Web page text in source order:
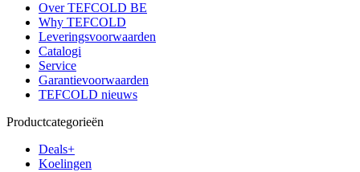
Over TEFCOLD BE
Why TEFCOLD
Leveringsvoorwaarden
Catalogi
Service
Garantievoorwaarden
TEFCOLD nieuws
Productcategorieën
Deals+
Koelingen